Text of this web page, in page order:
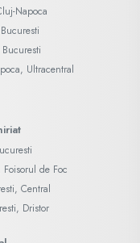
Napoca
Ultracentral
de Foc
Central
Dristor